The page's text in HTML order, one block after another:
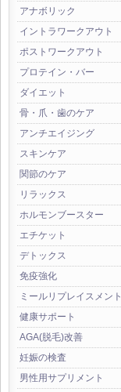
アナボリック
イントラワークアウト
ポストワークアウト
プロテイン・バー
ダイエット
骨・爪・歯のケア
アンチエイジング
スキンケア
関節のケア
リラックス
ホルモンブースター
エチケット
デトックス
免疫強化
ミールリプレイスメント
健康サポート
AGA(脱毛)改善
妊娠の検査
男性用サプリメント